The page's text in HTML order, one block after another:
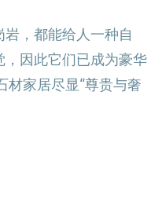
，都能给人一种自
因此它们已成为豪华
材家居尽显“尊贵与奢